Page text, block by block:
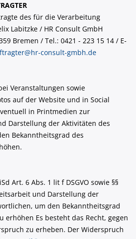
des für die Verarbeitung
Labitzke / HR Consult GmbH
Bremen / Tel.: 0421 - 223 15 14 / E-
consult-gmbh.de
Veranstaltungen sowie
auf der Website und in Social
in Printmedien zur
Darstellung der Aktivitäten des
Bekanntheitsgrad des
Art. 6 Abs. 1 lit f DSGVO sowie §§
und Darstellung der
um den Bekanntheitsgrad
erhöhen Es besteht das Recht, gegen
zu erheben. Der Widerspruch